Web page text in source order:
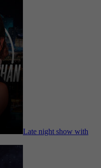
Late night show with